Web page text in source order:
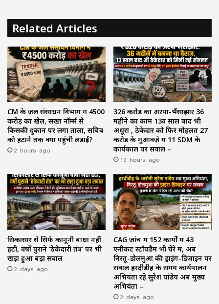
Related Articles
CM के जल संसाधन विभाग में ₹4500
करोड़ का खेल, सख्त नॉर्म्स से
किसकी दुकान पर लगा ताला, सचिव
को हटाने तक क्यों पहुंची लड़ाई?
2 hours ago
₹326 करोड़ का अरपा-भैंसाझार 36
महीने का काम 13वें साल बाद भी
अधूरा , ठेकेदार को फिर मोहलत ₹27
करोड़ के मुआवजे में 11 SDM के
कार्यकाल पर सवाल –
19 hours ago
सिकासार से सिर्फ कानूनी बाधा नहीं
हटी, वर्षों पुराने ‘ठेकेदारी तंत्र’ पर भी
खड़ा हुआ बड़ा सवाल
2 days ago
CAG जांच में 152 कार्यों में 43
एनीकट स्टॉपडैम भी घेरे में, अब
निरतू-डोलमुआ की ड्राइंग-डिजाइन पर
सवाल हरदीडीह के समय कार्यपालन
अभियंता रहे सुरेश पांडेय अब मुख्य
अभियंता –
2 days ago